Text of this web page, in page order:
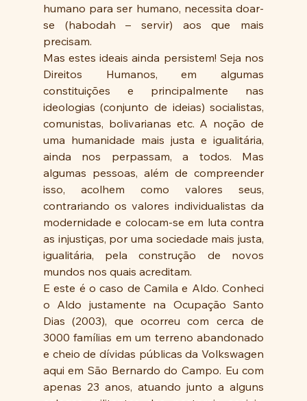
humano para ser humano, necessita doar-
se (habodah – servir) aos que mais
precisam.
Mas estes ideais ainda persistem! Seja nos
Direitos Humanos, em algumas
constituições e principalmente nas
ideologias (conjunto de ideias) socialistas,
comunistas, bolivarianas etc. A noção de
uma humanidade mais justa e igualitária,
ainda nos perpassam, a todos. Mas
algumas pessoas, além de compreender
isso, acolhem como valores seus,
contrariando os valores individualistas da
modernidade e colocam-se em luta contra
as injustiças, por uma sociedade mais justa,
igualitária, pela construção de novos
mundos nos quais acreditam.
E este é o caso de Camila e Aldo. Conheci
o Aldo justamente na Ocupação Santo
Dias (2003), que ocorreu com cerca de
3000 famílias em um terreno abandonado
e cheio de dívidas públicas da Volkswagen
aqui em São Bernardo do Campo. Eu com
apenas 23 anos, atuando junto a alguns